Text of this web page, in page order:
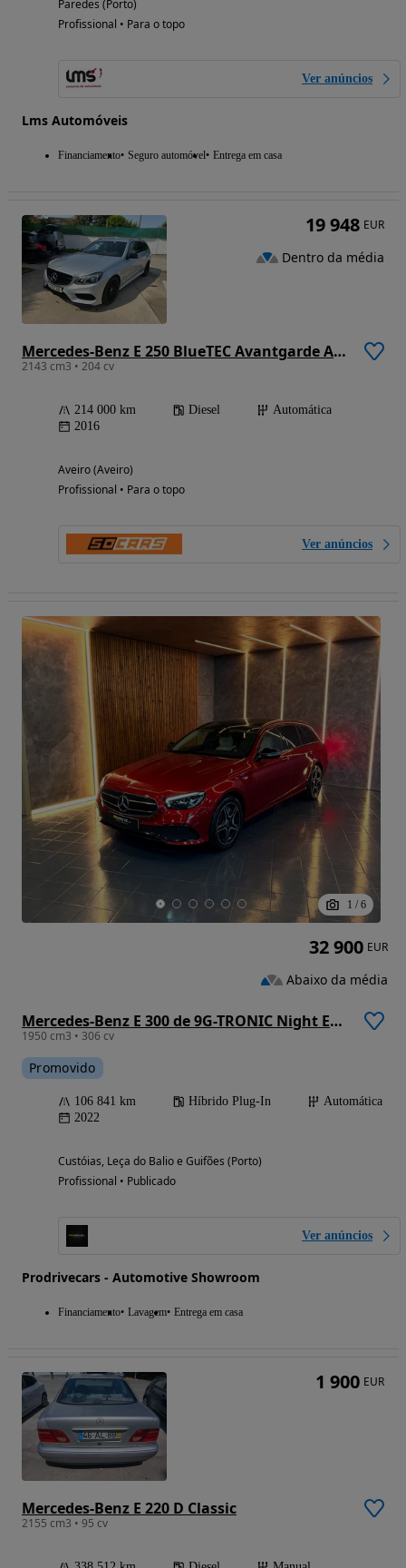
Paredes (Porto)
Profissional • Para o topo
Ver anúncios
Lms Automóveis
Financiamento Seguro automóvel Entrega em casa
Mercedes-Benz E 250 BlueTEC Avantgarde Auto.
2143 cm3 • 204 cv
214 000 km Diesel
Automática
2016
Aveiro (Aveiro)
Profissional • Para o topo
Ver anúncios
19 948 EUR
Dentro da média
1 / 6
Mercedes-Benz E 300 de 9G-TRONIC Night Edition
1950 cm3 • 306 cv
Promovido
106 841 km Híbrido Plug-In
Automática
2022
Custóias, Leça do Balio e Guifões (Porto)
Profissional • Publicado
Ver anúncios
Prodrivecars - Automotive Showroom
Financiamento Lavagem Entrega em casa
32 900 EUR
Abaixo da média
Mercedes-Benz E 220 D Classic
2155 cm3 • 95 cv
1 900 EUR